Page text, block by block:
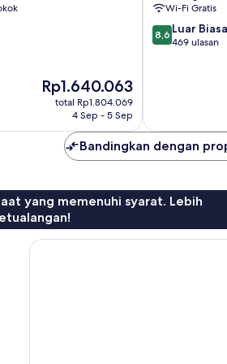
Harga
sekarang
Rp1.640.063
Rp1.640.063
total Rp1.804.069
4 Sep - 5 Sep
Wi-Fi Gratis
8.6
dari
8,6 Luar Biasa
469 ulasan
Bandingkan dengan
yang memenuhi syarat. Lebih